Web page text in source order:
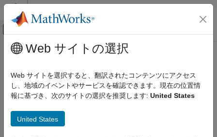
コンテンツへスキップ
オフキャンバス ナビゲーション メ
ドキュメンテーションのホーム
メインコンテンツ
Web サイトの選択
Web サイトを選択すると、翻訳されたコンテンツにアクセス
し、地域のイベントやサービスを確認できます。現在の位置情
報に基づき、次のサイトの選択を推奨します: United States
United States